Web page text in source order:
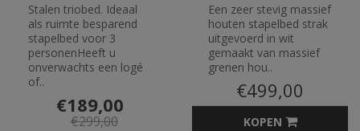
Stalen triobed. Ideaal
als ruimte besparend
stapelbed voor 3
personenHeeft u
onverwachts een logé
of..
€189,00
€299,00
Een zeer stevig massief
houten stapelbed strak
uitgevoerd in wit
gemaakt van massief
grenen hou..
€499,00
KOPEN